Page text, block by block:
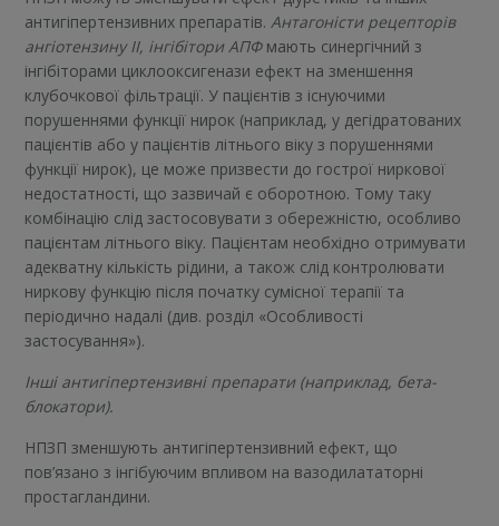
антигіпертензивних препаратів.Антагоністи рецепторів
ангіотензину II, інгібітори АПФмають синергічний з
інгібіторами циклооксигенази ефект на зменшення
клубочкової фільтрації. У пацієнтів з існуючими
порушеннями функції нирок (наприклад, у дегідратованих
пацієнтів або у пацієнтів літнього віку з порушеннями
функції нирок), це може призвести до гострої ниркової
недостатності, що зазвичай є оборотною. Тому таку
комбінацію слід застосовувати з обережністю, особливо
пацієнтам літнього віку. Пацієнтам необхідно отримувати
адекватну кількість рідини, а також слід контролювати
ниркову функцію після початку сумісної терапії та
періодично надалі (див. розділ «Особливості
застосування»).
Інші антигіпертензивні препарати (наприклад, бета-
блокатори).
НПЗП зменшують антигіпертензивний ефект, що
пов’язано з інгібуючим впливом на вазодилататорні
простагландини.